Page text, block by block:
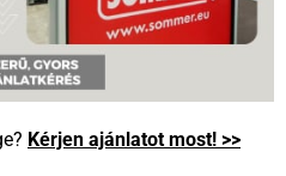
Péter
Kérjen ajánlatot most! >>